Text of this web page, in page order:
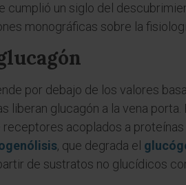
cumplió un siglo del
monográficas sobre la
por debajo de los valores
liberan glucagón a la vena
acoplados a
, que degrada el
de sustratos no glucídicos